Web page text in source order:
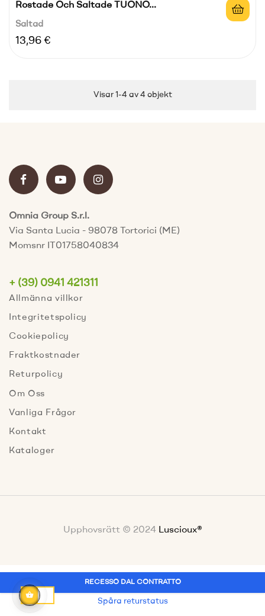
Rostade Och Saltade TUONO...
Saltad
Pris
13,96 €
Visar 1-4 av 4 objekt
Omnia Group S.r.l.
Via Santa Lucia - 98078 Tortorici (ME)
Momsnr IT01758040834
+ (39) 0941 421311
Allmänna villkor
Integritetspolicy
Cookiepolicy
Fraktkostnader
Returpolicy
Om Oss
Vanliga Frågor
Kontakt
Kataloger
Upphovsrätt © 2024Luscioux®
RECESSO DAL CONTRATTO
Spåra returstatus